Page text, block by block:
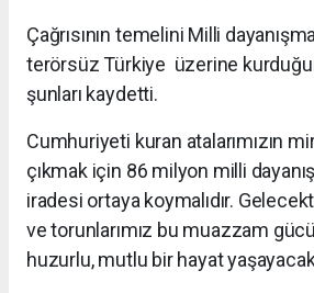
Çağrısının temelini Milli
terörsüz Türkiye üzerine
şunları kaydetti.
Cumhuriyeti kuran atalarımızın
çıkmak için 86 milyon milli
iradesi ortaya koymalıdır.
ve torunlarımız bu muazzam
huzurlu, mutlu bir hayat